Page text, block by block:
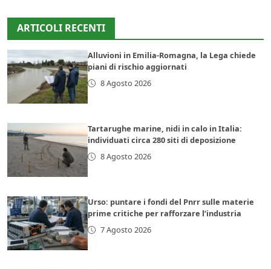
ARTICOLI RECENTI
Alluvioni in Emilia-Romagna, la Lega chiede
piani di rischio aggiornati
8 Agosto 2026
Tartarughe marine, nidi in calo in Italia:
individuati circa 280 siti di deposizione
8 Agosto 2026
Urso: puntare i fondi del Pnrr sulle materie
prime critiche per rafforzare l’industria
7 Agosto 2026